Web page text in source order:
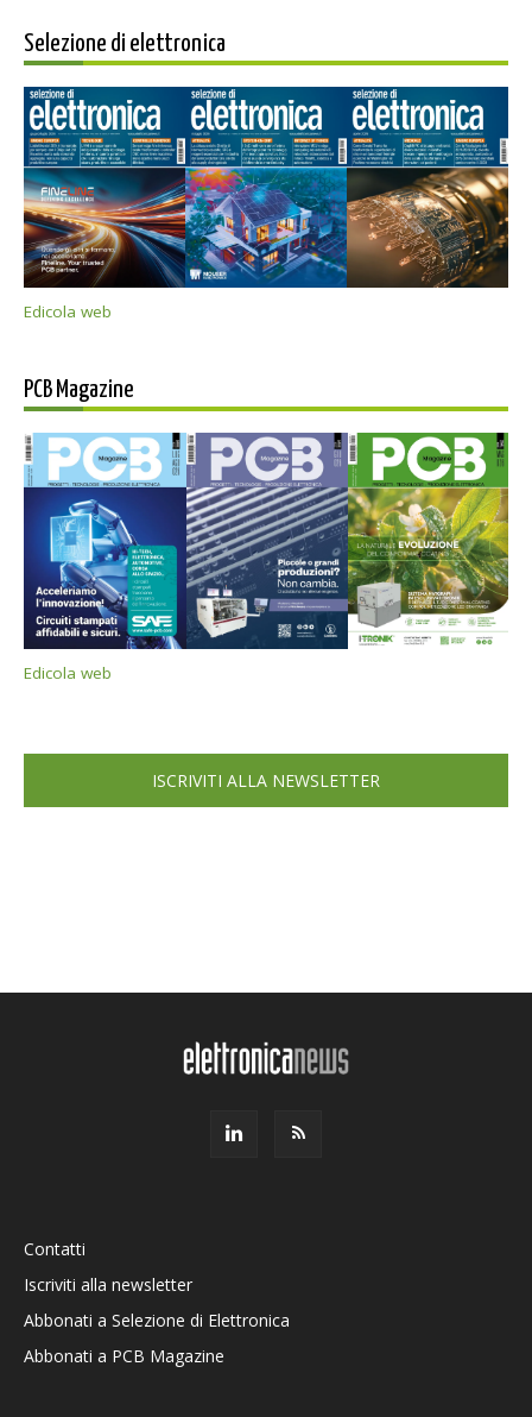
Selezione di elettronica
Edicola web
PCB Magazine
Edicola web
ISCRIVITI ALLA NEWSLETTER
Contatti
Iscriviti alla newsletter
Abbonati a Selezione di Elettronica
Abbonati a PCB Magazine